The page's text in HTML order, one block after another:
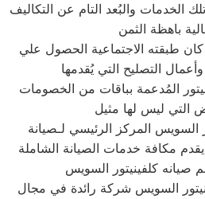
الخدمات والبُعد التام عن التكاليف
طبقته الاجتماعية الحصول علي
التصليح التي يُقدمها
المُدعمة بباقات من الخصومات
السويس المركز الرئيسي لـصيانة
مكافة خدمات الصيانة الشاملة
صيانه كلفينيتور السويس
السويس شركة رائدة في مجال